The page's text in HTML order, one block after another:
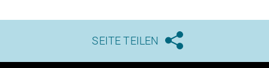
  
SEITE TEILEN